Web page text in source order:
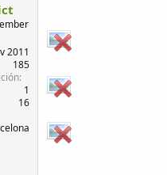
c
i
2011
185
1
16